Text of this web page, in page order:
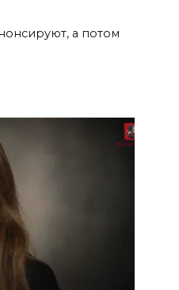
а потом